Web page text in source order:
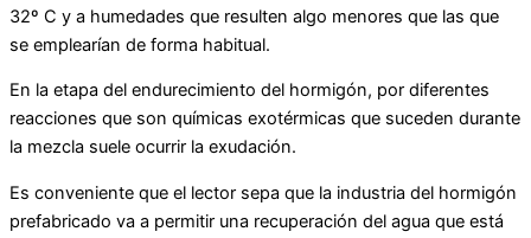
32º C y a humedades que resulten algo menores que las que
se emplearían de forma habitual.
En la etapa del endurecimiento del hormigón, por diferentes
reacciones que son químicas exotérmicas que suceden durante
la mezcla suele ocurrir la exudación.
Es conveniente que el lector sepa que la industria del hormigón
prefabricado va a permitir una recuperación del agua que está